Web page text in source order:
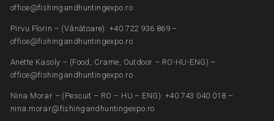
office@fishingandhuntingexpo.ro
Pirvu Florin – (Vânătoare): +40 722 936 869 –
office@fishingandhuntingexpo.ro
Anette Kasoly – (Food, Crame, Outdoor – RO-HU-ENG) –
office@fishingandhuntingexpo.ro
Nina Morar – (Pescuit – RO – HU – ENG): +40 743 040 018 –
nina.morar@fishingandhuntingexpo.ro